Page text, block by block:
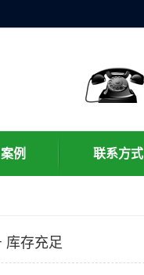
例 联系方式
库存充足